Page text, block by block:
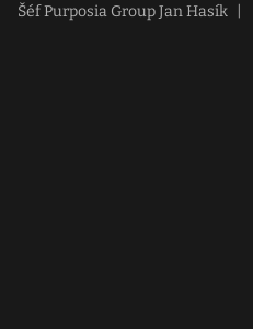
Šéf Purposia Group Jan Hasík